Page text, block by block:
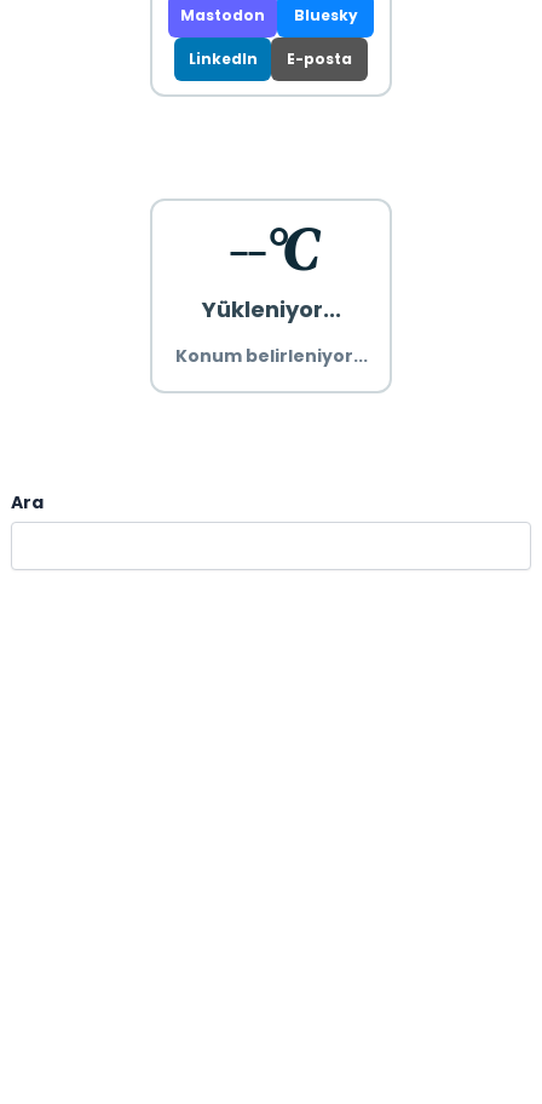
Mastodon Bluesky
LinkedIn E-posta
--°C
Yükleniyor...
Konum belirleniyor...
Ara